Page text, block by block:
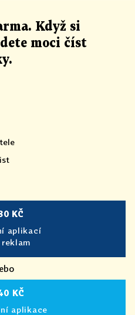
Když si
moci číst
.
KČ
aplikací
reklam
KČ
aplikace